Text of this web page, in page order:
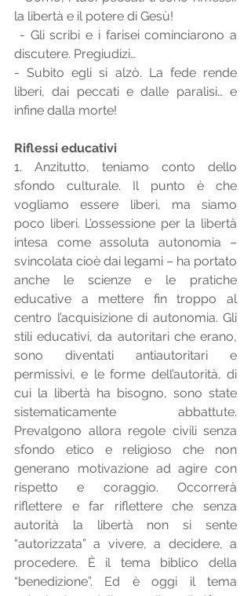
la libertà e il potere di Gesù!
discutere. Pregiudizi…
- Subito egli si alzò. La fede rende
liberi, dai peccati e dalle paralisi… e
infine dalla morte!
Riflessi educativi
1. Anzitutto, teniamo conto dello
sfondo culturale. Il punto è che
vogliamo essere liberi, ma siamo
poco liberi. L’ossessione per la libertà
intesa come assoluta autonomia –
svincolata cioè dai legami – ha portato
anche le scienze e le pratiche
educative a mettere fin troppo al
centro l’acquisizione di autonomia. Gli
stili educativi, da autoritari che erano,
sono diventati antiautoritari e
permissivi, e le forme dell’autorità, di
cui la libertà ha bisogno, sono state
sistematicamente abbattute.
Prevalgono allora regole civili senza
sfondo etico e religioso che non
generano motivazione ad agire con
rispetto e coraggio. Occorrerà
riflettere e far riflettere che senza
autorità la libertà non si sente
“autorizzata” a vivere, a decidere, a
procedere. È il tema biblico della
“benedizione”. Ed è oggi il tema